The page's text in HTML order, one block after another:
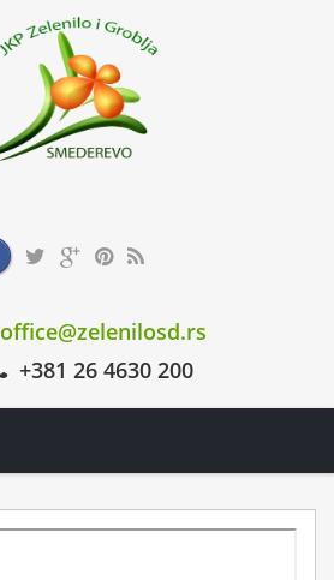
office@zelenilosd.rs
+381 26 4630 200